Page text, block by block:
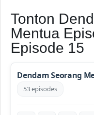
Tonton
Mentua
Episode 15
Dendam Seorang
53 episodes